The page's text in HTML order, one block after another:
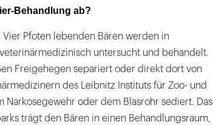
Behandlung ab?
Vier Pfoten lebenden Bären werden in
untersucht und behandelt.
Freigehegen separiert oder direkt dort von
des Leibnitz Instituts für Zoo- und
oder dem Blasrohr sediert. Das
trägt den Bären in einen Behandlungsraum,